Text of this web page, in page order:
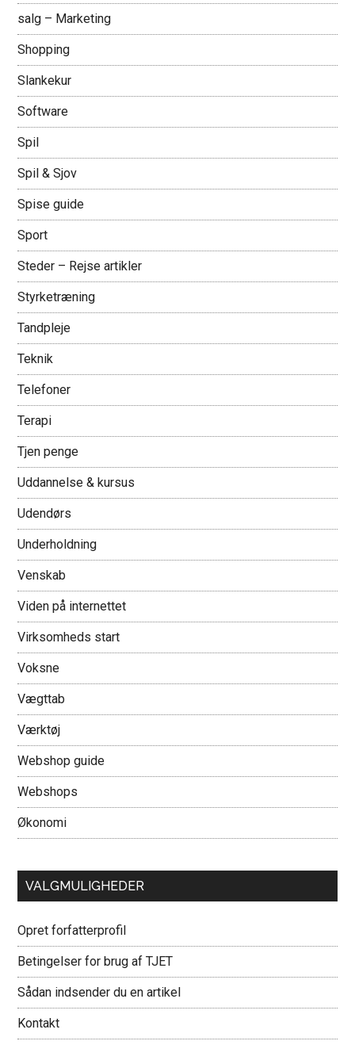
salg – Marketing
Shopping
Slankekur
Software
Spil
Spil & Sjov
Spise guide
Sport
Steder – Rejse artikler
Styrketræning
Tandpleje
Teknik
Telefoner
Terapi
Tjen penge
Uddannelse & kursus
Udendørs
Underholdning
Venskab
Viden på internettet
Virksomheds start
Voksne
Vægttab
Værktøj
Webshop guide
Webshops
Økonomi
VALGMULIGHEDER
Opret forfatterprofil
Betingelser for brug af TJET
Sådan indsender du en artikel
Kontakt